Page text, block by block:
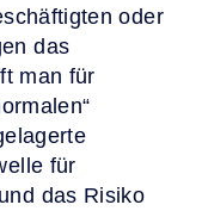
oder
das
man für
für
das Risiko